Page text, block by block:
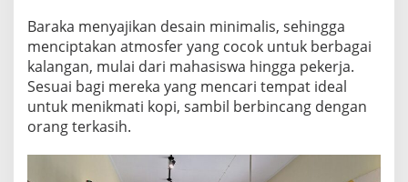
N
D
A
N
M
E
L
Baraka menyajikan desain minimalis, sehingga
menciptakan atmosfer yang cocok untuk berbagai
kalangan, mulai dari mahasiswa hingga pekerja.
Sesuai bagi mereka yang mencari tempat ideal
untuk menikmati kopi, sambil berbincang dengan
orang terkasih.